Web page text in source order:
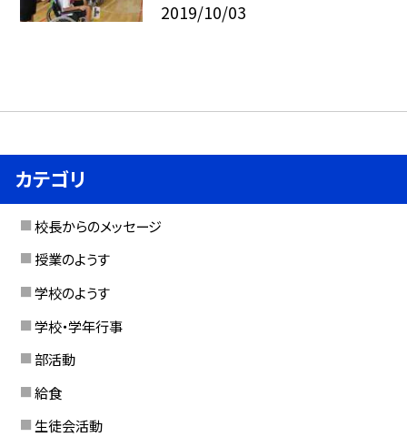
2019/10/03
カテゴリ
校長からのメッセージ
授業のようす
学校のようす
学校・学年行事
部活動
給食
生徒会活動